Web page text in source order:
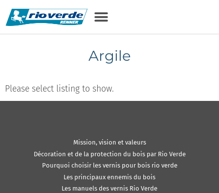
Argile
Please select listing to show.
Mission, vision et valeurs
Décoration et de la protection du bois par Rio Verde
Pourquoi choisir les vernis pour bois rio verde
Les principaux ennemis du bois
Les manuels des vernis Rio Verde